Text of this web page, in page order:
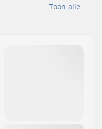
Toon alle